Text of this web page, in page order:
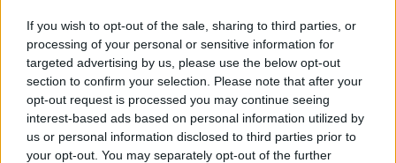
If you wish to opt-out of the sale, sharing to third parties, or
processing of your personal or sensitive information for
targeted advertising by us, please use the below opt-out
section to confirm your selection. Please note that after your
opt-out request is processed you may continue seeing
interest-based ads based on personal information utilized by
us or personal information disclosed to third parties prior to
your opt-out. You may separately opt-out of the further
Σχολεία – εκπαιδευτικοί: Μέτρα για τις